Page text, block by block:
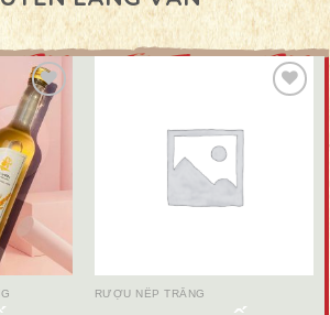
HƯƠNG VỊ RƯỢU CỔ
LÀNG VÂN
Add to
wishlist